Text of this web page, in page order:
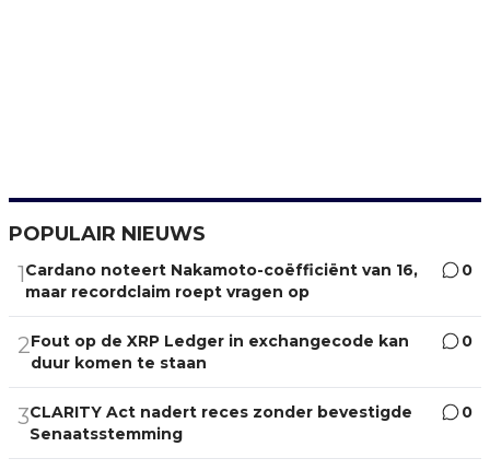
POPULAIR NIEUWS
1Cardano noteert Nakamoto-coëfficiënt van 16,
maar recordclaim roept vragen op
0
2Fout op de XRP Ledger in exchangecode kan
duur komen te staan
0
3CLARITY Act nadert reces zonder bevestigde
Senaatsstemming
0